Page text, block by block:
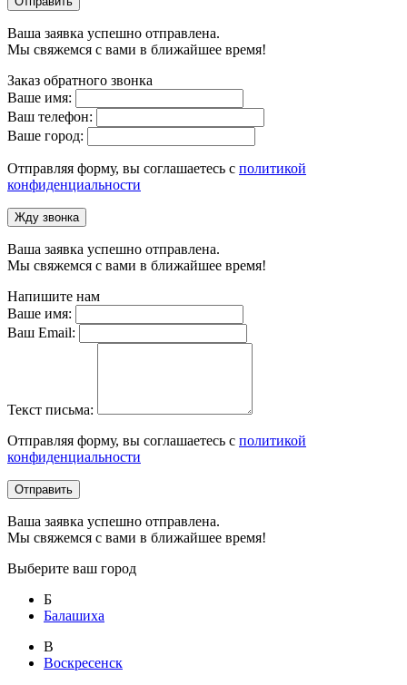
Ваша заявка успешно отправлена.
Мы свяжемся с вами в ближайшее время!
Заказ обратного звонка
Ваше имя:
Ваш телефон:
Ваше город:
Отправляя форму, вы соглашаетесь с политикой
конфиденциальности
Жду звонка
Ваша заявка успешно отправлена.
Мы свяжемся с вами в ближайшее время!
Напишите нам
Ваше имя:
Ваш Email:
Текст письма:
Отправляя форму, вы соглашаетесь с политикой
конфиденциальности
Отправить
Ваша заявка успешно отправлена.
Мы свяжемся с вами в ближайшее время!
Выберите ваш город
Б
Балашиха
В
Воскресенск